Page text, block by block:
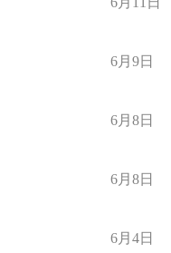
6月9日
6月8日
6月8日
6月4日